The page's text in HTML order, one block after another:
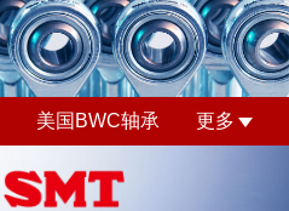
美国BWC轴承 更多